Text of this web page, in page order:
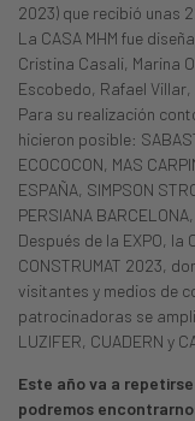
2023) que recibió unas
La CASA MHM fue
Cristina Casali, Marina
Escobedo, Rafael Villar,
Para su realización
hicieron posible:
ECOCOCON, MAS
ESPAÑA, SIMPSON
PERSIANA
Después de la EXPO, la
CONSTRUMAT 2023,
visitantes y medios de
patrocinadoras se
LUZIFER, CUADERN y
Este año va a
podremos